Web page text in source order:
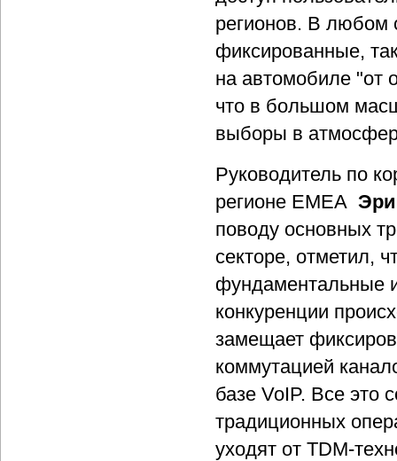
регионов. В любом
фиксированные,
на автомобиле "от
что в большом
выборы в
Руководитель по
регионе EMEA
поводу основных
секторе, отметил,
фундаментальные
конкуренции
замещает
коммутацией
базе VoIP. Все это
традиционных
уходят от TDM-